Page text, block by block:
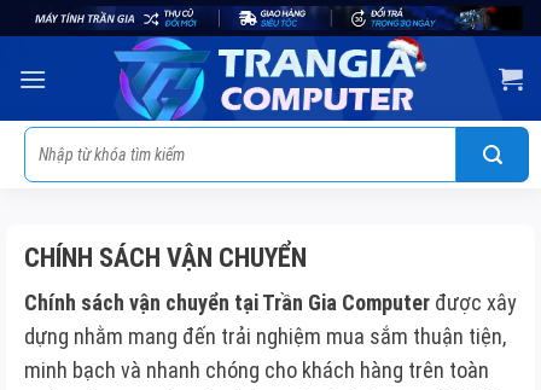
to
content
Tìm
kiếm:
CHÍNH SÁCH VẬN CHUYỂN
Chính sách vận chuyển tại Trần Gia Computer được xây
dựng nhằm mang đến trải nghiệm mua sắm thuận tiện,
minh bạch và nhanh chóng cho khách hàng trên toàn